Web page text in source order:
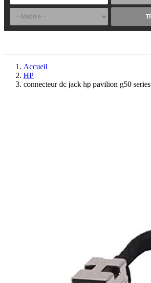
Accueil
HP
connecteur dc jack hp pavilion g50